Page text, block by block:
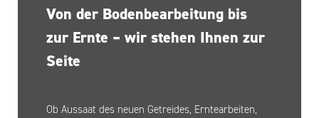
Von der Bodenbearbeitung bis
zur Ernte – wir stehen Ihnen zur
Seite
Ob Aussaat des neuen Getreides, Erntearbeiten,